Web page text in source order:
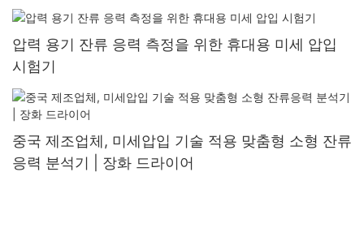
압력 용기 잔류 응력 측정을 위한 휴대용 미세 압입
시험기
중국 제조업체, 미세압입 기술 적용 맞춤형 소형 잔류
응력 분석기 | 장화 드라이어